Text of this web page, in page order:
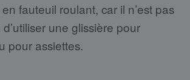
fauteuil roulant, car il n’est pas
une glissière pour
pour assiettes.